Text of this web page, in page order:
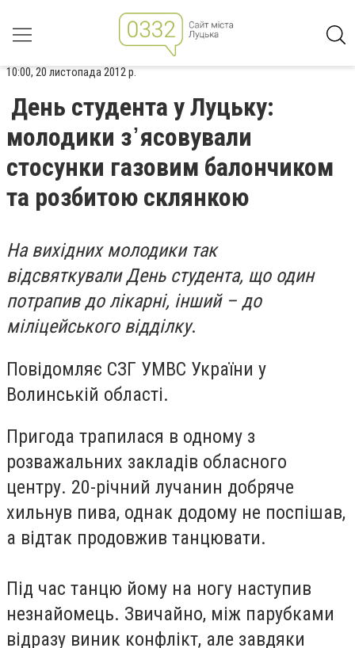
10:00, 20 листопада 2012 р.
День студента у Луцьку:
молодики з᾽ясовували
стосунки газовим балончиком
та розбитою склянкою
На вихідних молодики так
відсвяткували День студента, що один
потрапив до лікарні, інший – до
міліцейського відділку.
Повідомляє СЗГ УМВС України у
Волинській області.
Пригода трапилася в одному з
розважальних закладів обласного
центру. 20-річний лучанин добряче
хильнув пива, однак додому не поспішав,
а відтак продовжив танцювати.
Під час танцю йому на ногу наступив
незнайомець. Звичайно, між парубками
відразу виник конфлікт, але завдяки